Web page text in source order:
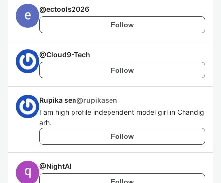
@ectools2026
Follow
@Cloud9-Tech
Follow
Rupika sen@rupikasen
I am high profile independent model girl in Chandig
arh.
Follow
@NightAI
Follow